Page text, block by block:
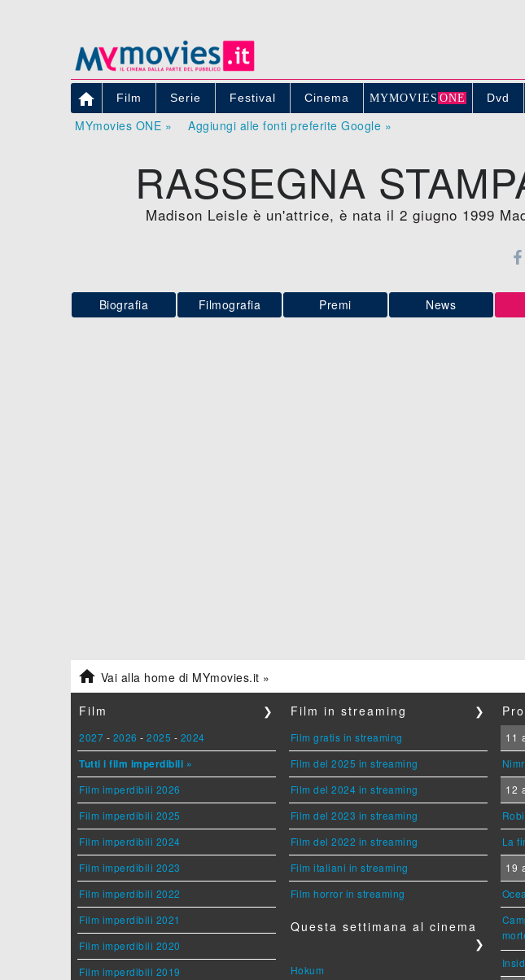
 Film Serie Festival Cinema MYMOVIE S ONE Dvd
MYmovies ONE » Aggiungi alle fonti preferite Google »
RASSEGNA
Madison Leisle è un'attrice, è nata il 2 giugno 1999
Biografia Filmografia Premi News
 Vai alla home di MYmovies.it »
Film ❯
2027 - 2026 - 2025 - 2024
Tutti i film imperdibili »
Film imperdibili 2026
Film imperdibili 2025
Film imperdibili 2024
Film imperdibili 2023
Film imperdibili 2022
Film imperdibili 2021
Film imperdibili 2020
Film imperdibili 2019
Film in streaming ❯
Film gratis in streaming
Film del 2025 in streaming
Film del 2024 in streaming
Film del 2023 in streaming
Film del 2022 in streaming
Film italiani in streaming
Film horror in streaming
Questa settimana al cinema
❯
Hokum
11
12
La
19